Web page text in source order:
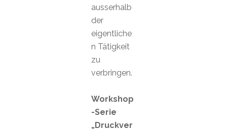
ausserhalb
der
eigentliche
n Tätigkeit
zu
verbringen.
Workshop
-Serie
„Druckver